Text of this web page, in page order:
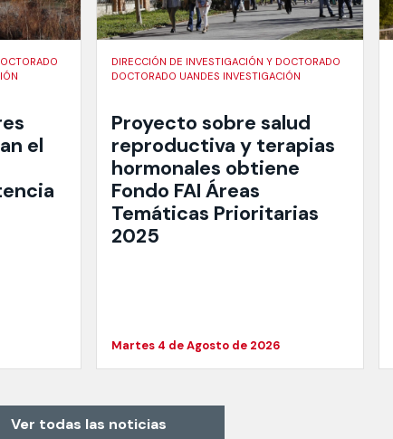
el
DIRECCIÓN DE INVESTIGACIÓN Y DOCTORADO
DOCTORADO UANDES INVESTIGACIÓN
Proyecto sobre salud
reproductiva y terapias
hormonales obtiene
Fondo FAI Áreas
Temáticas Prioritarias
2025
Martes 4 de Agosto de 2026
Ver todas las noticias